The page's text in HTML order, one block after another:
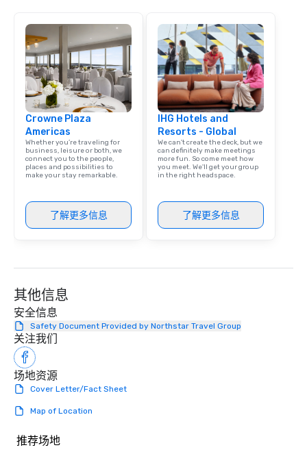
night.
Crowne Plaza
Americas
Whether you’re traveling for
business, leisure or both, we
connect you to the people,
places and possibilities to
make your stay remarkable.
了解更多信息
IHG Hotels and
Resorts - Global
We can't create the deck, but we
can definitely make meetings
more fun. So come meet how
you meet. We'll get your group
in the right headspace.
了解更多信息
其他信息
安全信息
Safety Document Provided by Northstar Travel Group
关注我们
场地资源
Cover Letter/Fact Sheet
Map of Location
推荐场地